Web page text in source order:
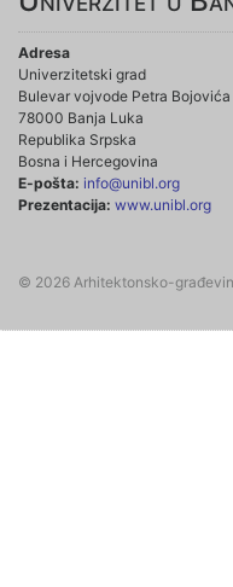
Adresa
Univerzitetski grad
Bulevar vojvode Petra Bojovića
78000 Banja Luka
Republika Srpska
Bosna i Hercegovina
E-pošta: info@unibl.org
Prezentacija: www.unibl.org
© 2026 Arhitektonsko-